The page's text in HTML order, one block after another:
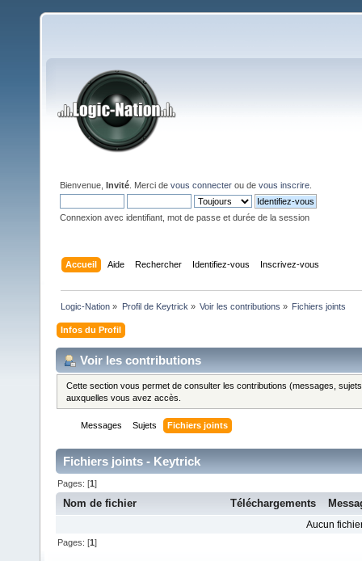
Bienvenue, Invité . Merci de vous connecter ou de vous inscrire
Connexion avec identifiant, mot de passe et durée de la session
Accueil Aide Rechercher Identifiez-vous Inscrivez-vous
Logic-Nation » Profil de Keytrick » Voir les contributions » Fichiers joints
Infos du Profil
Voir les contributions
Cette section vous permet de consulter les contributions (messages,
auxquelles vous avez accès.
Messages Sujets Fichiers joints
Fichiers joints - Keytrick
Pages: [1]
Nom de fichier Téléchargements
Aucun
Pages: [1]